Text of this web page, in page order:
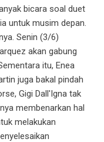
bicara soal duet
untuk musim depan.
Senin (3/6)
akan gabung
itu, Enea
juga bakal pindah
Gigi Dall'Igna tak
membenarkan hal
melakukan